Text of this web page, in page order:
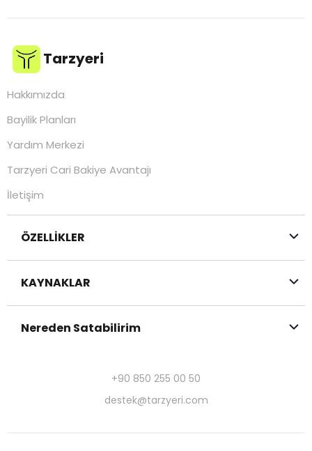
Tarzyeri
Hakkımızda
Bayilik Planları
Yardım Merkezi
Tarzyeri Cari Bakiye Avantajı
İletişim
ÖZELLİKLER
KAYNAKLAR
Nereden Satabilirim
+90 850 255 00 50
destek@tarzyeri.com